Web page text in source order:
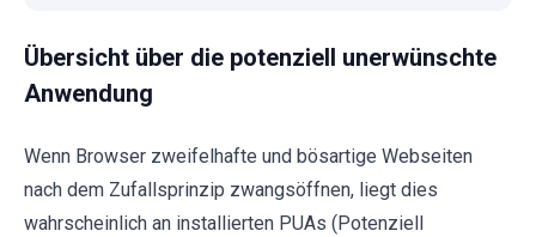
Übersicht über die potenziell unerwünschte
Anwendung
Wenn Browser zweifelhafte und bösartige Webseiten
nach dem Zufallsprinzip zwangsöffnen, liegt dies
wahrscheinlich an installierten PUAs (Potenziell